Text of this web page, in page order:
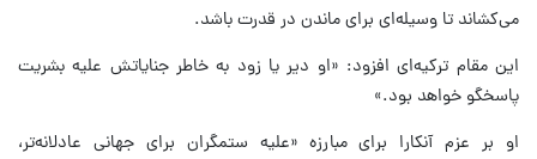
می‌کشاند تا وسیله‌ای برای ماندن در قدرت باشد.
این مقام ترکیه‌ای افزود: «او دیر یا زود به خاطر جنایاتش علیه بشریت
پاسخگو خواهد بود.»
او بر عزم آنکارا برای مبارزه «علیه ستمگران برای جهانی عادلانه‌تر،